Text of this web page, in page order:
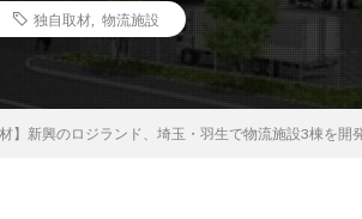
独自取材 物流施設
材】新興のロジランド、埼玉・羽生で物流施設3棟を開